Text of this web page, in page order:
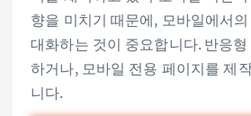
향을 미치기 때문에, 모바일에서
대화하는 것이 중요합니다. 반응
하거나, 모바일 전용 페이지를 제
니다.